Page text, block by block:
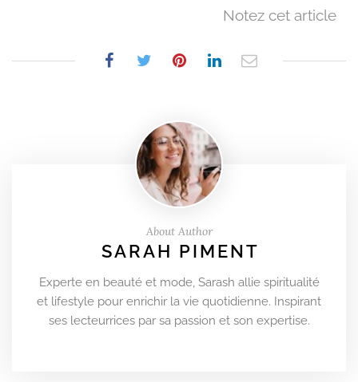
Notez cet article
About Author
SARAH PIMENT
Experte en beauté et mode, Sarash allie spiritualité
et lifestyle pour enrichir la vie quotidienne. Inspirant
ses lecteurrices par sa passion et son expertise.